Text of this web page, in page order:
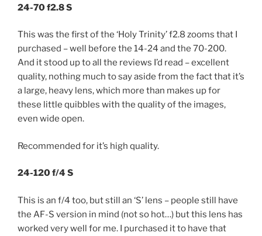
24-70 f2.8 S
This was the first of the ‘Holy Trinity’ f2.8 zooms that I
purchased – well before the 14-24 and the 70-200.
And it stood up to all the reviews I’d read – excellent
quality, nothing much to say aside from the fact that it’s
a large, heavy lens, which more than makes up for
these little quibbles with the quality of the images,
even wide open.
Recommended for it’s high quality.
24-120 f/4 S
This is an f/4 too, but still an ‘S’ lens – people still have
the AF-S version in mind (not so hot…) but this lens has
worked very well for me. I purchased it to have that